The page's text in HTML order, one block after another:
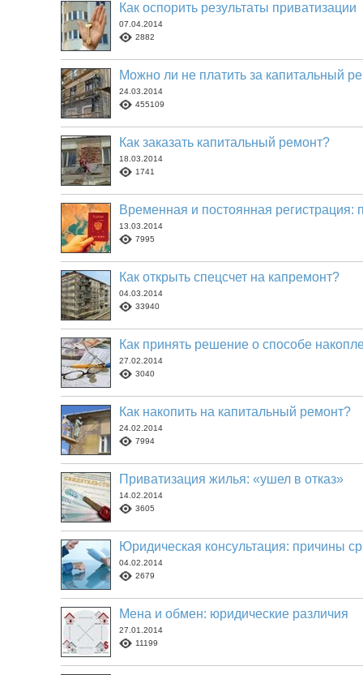
Как оспорить результаты приватизации
07.04.2014
2882
Можно ли не платить за капитальный
24.03.2014
455109
Как заказать капитальный ремонт?
18.03.2014
1741
Временная и постоянная регистрация:
13.03.2014
7995
Как открыть спецсчет на капремонт?
04.03.2014
33940
Как принять решение о способе
27.02.2014
3040
Как накопить на капитальный ремонт?
24.02.2014
7994
Приватизация жилья: «ушел в отказ»
14.02.2014
3605
Юридическая консультация: причины
04.02.2014
2679
Мена и обмен: юридические различия
27.01.2014
11199